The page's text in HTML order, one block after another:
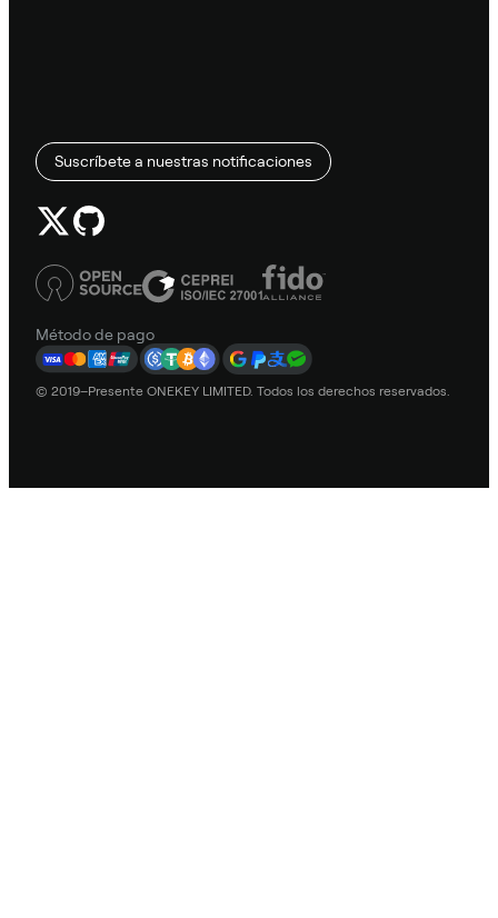
Suscríbete a nuestras notificaciones
Método de pago
© 2019–Presente ONEKEY LIMITED. Todos los derechos reservados.